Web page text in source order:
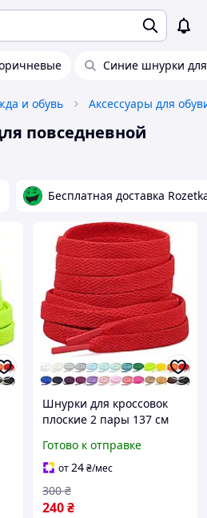
Синие шнурки
и обувь Аксессуары для
повседневной
Бесплатная доставка
Шнурки для кроссовок
плоские 2 пары 137 см
универсальные для
спортивной и
повседневной обуви
Готово к отправке
от24₴/мес
240₴
300 ₴